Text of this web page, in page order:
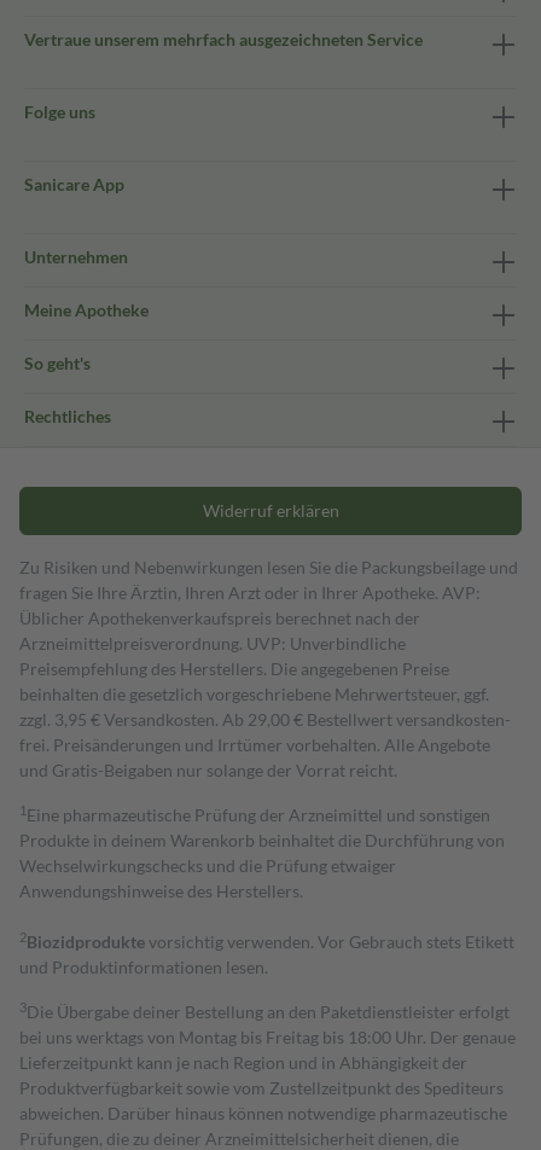
Vertraue unserem mehrfach ausgezeichneten Service
Folge uns
Sanicare App
Unternehmen
Meine Apotheke
So geht's
Rechtliches
Widerruf erklären
Zu Risiken und Nebenwirkungen lesen Sie die Packungsbeilage und
fragen Sie Ihre Ärztin, Ihren Arzt oder in Ihrer Apotheke. AVP:
Üblicher Apothekenverkaufspreis berechnet nach der
Arzneimittelpreisverordnung. UVP: Unverbindliche
Preisempfehlung des Herstellers. Die angegebenen Preise
beinhalten die gesetzlich vorgeschriebene Mehrwertsteuer, ggf.
zzgl. 3,95 € Versandkosten. Ab 29,00 € Bestell­wert versand­kosten­
frei. Preisänderungen und Irrtümer vorbehalten. Alle Angebote
und Gratis-Beigaben nur solange der Vorrat reicht.
1 Eine pharmazeutische Prüfung der Arzneimittel und sonstigen
Produkte in deinem Warenkorb beinhaltet die Durchführung von
Wechselwirkungschecks und die Prüfung etwaiger
Anwendungshinweise des Herstellers.
2Biozidproduktevorsichtig verwenden. Vor Gebrauch stets Etikett
und Produktinformationen lesen.
3Die Übergabe deiner Bestellung an den Paketdienstleister erfolgt
bei uns werktags von Montag bis Freitag bis 18:00 Uhr. Der genaue
Lieferzeitpunkt kann je nach Region und in Abhängigkeit der
Produktverfügbarkeit sowie vom Zustellzeitpunkt des Spediteurs
abweichen. Darüber hinaus können notwendige pharmazeutische
Prüfungen, die zu deiner Arzneimittelsicherheit dienen, die